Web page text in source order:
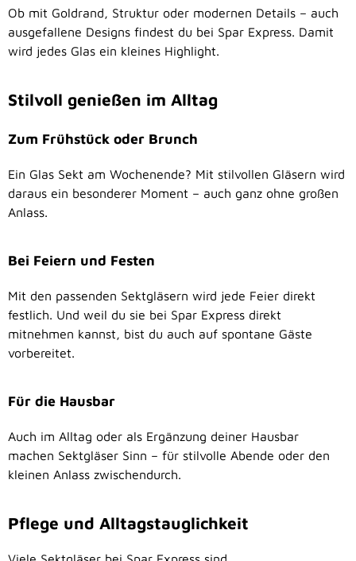
Ob mit Goldrand, Struktur oder modernen Details – auch
ausgefallene Designs findest du bei Spar Express. Damit
wird jedes Glas ein kleines Highlight.
Stilvoll genießen im Alltag
Zum Frühstück oder Brunch
Ein Glas Sekt am Wochenende? Mit stilvollen Gläsern wird
daraus ein besonderer Moment – auch ganz ohne großen
Anlass.
Bei Feiern und Festen
Mit den passenden Sektgläsern wird jede Feier direkt
festlich. Und weil du sie bei Spar Express direkt
mitnehmen kannst, bist du auch auf spontane Gäste
vorbereitet.
Für die Hausbar
Auch im Alltag oder als Ergänzung deiner Hausbar
machen Sektgläser Sinn – für stilvolle Abende oder den
kleinen Anlass zwischendurch.
Pflege und Alltagstauglichkeit